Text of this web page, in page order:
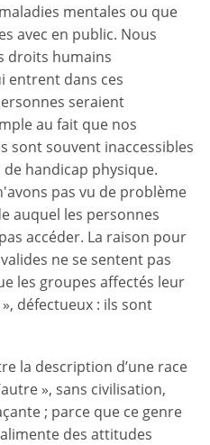
mentales ou que
avec en public. Nous
droits humains
entrent dans ces
seraient
au fait que nos
sont souvent inaccessibles
handicap physique.
pas vu de problème
auquel les personnes
accéder. La raison pour
ne se sentent pas
les groupes affectés leur
défectueux : ils sont
la description d’une race
», sans civilisation,
; parce que ce genre
des attitudes